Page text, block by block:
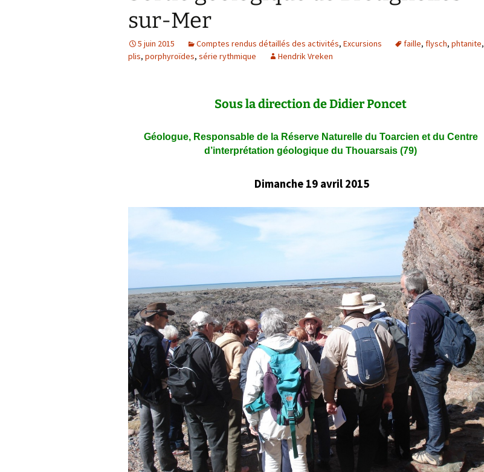
Galerie de vidéos
Cartes – schémas –
Echelles des temps
…
sur-Mer
5 juin 2015 Comptes rendus détaillés des activités, Excursions faille, flysch, phtanite,
plis, porphyroïdes, série rythmique Hendrik Vreken
Sous la direction de Didier Poncet
Géologue, Responsable de la Réserve Naturelle du Toarcien et du Centre
d’interprétation géologique du Thouarsais (79)
Dimanche 19 avril 2015